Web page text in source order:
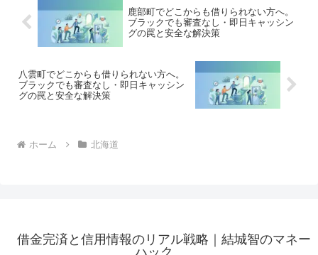
促を止める無料相談窓口をご案内しま
す。
鹿部町でどこからも借りられない方へ。
ブラックでも審査なし・即日キャッシン
グの罠と安全な解決策
八雲町でどこからも借りられない方へ。
ブラックでも審査なし・即日キャッシン
グの罠と安全な解決策
ホーム 北海道
借金完済と信用情報のリアル戦略｜結城智のマネー